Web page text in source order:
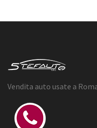
Vendita auto usate a